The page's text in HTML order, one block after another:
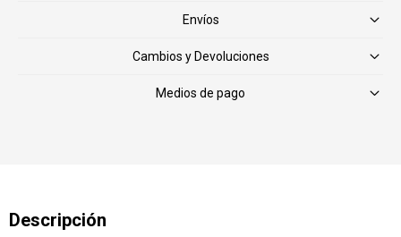
Envíos
Cambios y Devoluciones
Medios de pago